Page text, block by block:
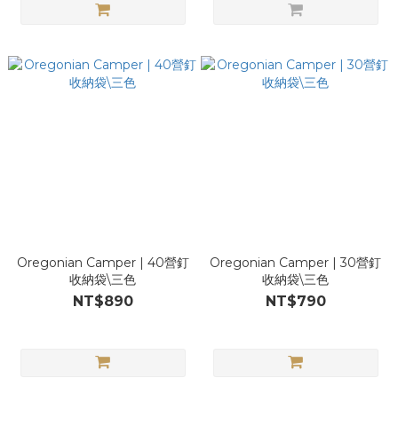
Oregonian Camper | 40營釘
收納袋\三色
NT$890
Oregonian Camper | 30營釘
收納袋\三色
NT$790